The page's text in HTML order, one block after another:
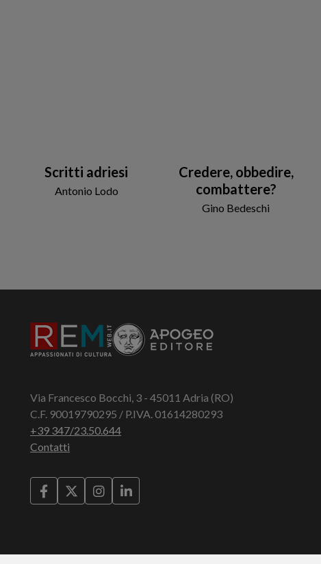
Scritti adriesi
Antonio Lodo
Credere, obbedire,
combattere?
Gino Bedeschi
Via Francesco Bocchi, 3 - 45011 Adria (RO)
C.F. 90019790295 / P.IVA. 01614280293
+39 347/23.50.644
Contatti